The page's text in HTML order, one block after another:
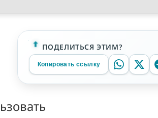
ПОДЕЛИТЬСЯ ЭТИМ?
Копировать ссылку